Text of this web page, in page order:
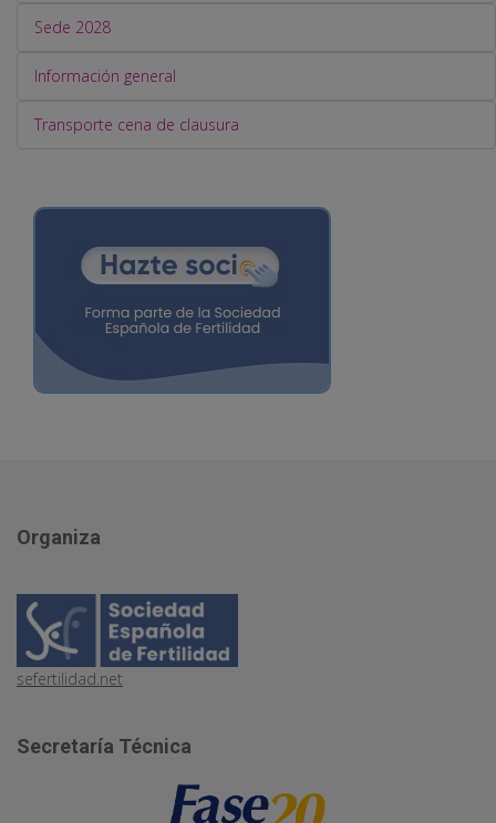
Sede 2028
Información general
Transporte cena de clausura
Organiza
sefertilidad.net
Secretaría Técnica